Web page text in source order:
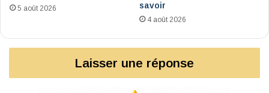
5 août 2026
savoir
4 août 2026
Laisser une réponse